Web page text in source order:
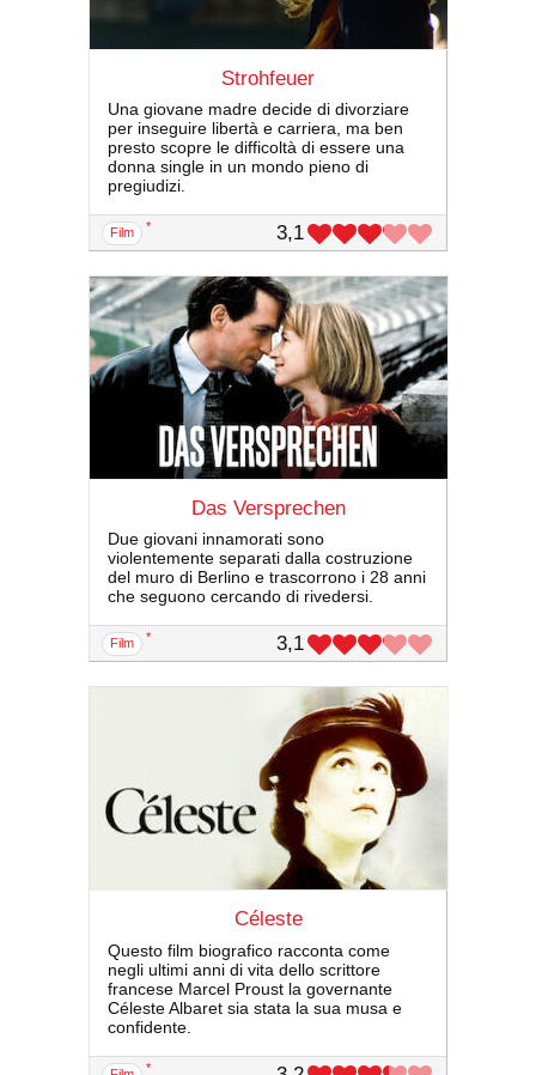
Strohfeuer
Una giovane madre decide di divorziare
per inseguire libertà e carriera, ma ben
presto scopre le difficoltà di essere una
donna single in un mondo pieno di
pregiudizi.
film * 3,1
Das Versprechen
Due giovani innamorati sono
violentemente separati dalla costruzione
del muro di Berlino e trascorrono i 28 anni
che seguono cercando di rivedersi.
film * 3,1
Céleste
Questo film biografico racconta come
negli ultimi anni di vita dello scrittore
francese Marcel Proust la governante
Céleste Albaret sia stata la sua musa e
confidente.
*